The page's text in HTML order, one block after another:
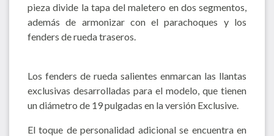
pieza divide la tapa del maletero en dos segmentos,
además de armonizar con el parachoques y los
fenders de rueda traseros.
Los fenders de rueda salientes enmarcan las llantas
exclusivas desarrolladas para el modelo, que tienen
un diámetro de 19 pulgadas en la versión Exclusive.
El toque de personalidad adicional se encuentra en